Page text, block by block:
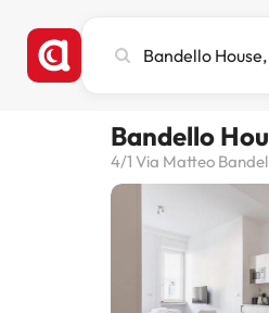
ciudad,
destino
Bandello
4/1 Via Matteo